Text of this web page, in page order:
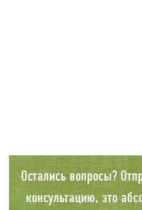
Остались вопросы?
консультацию, это